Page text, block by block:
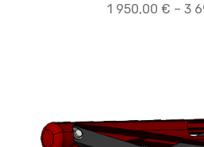
1 950,00 € – 3